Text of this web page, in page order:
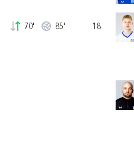
70' 85' 18